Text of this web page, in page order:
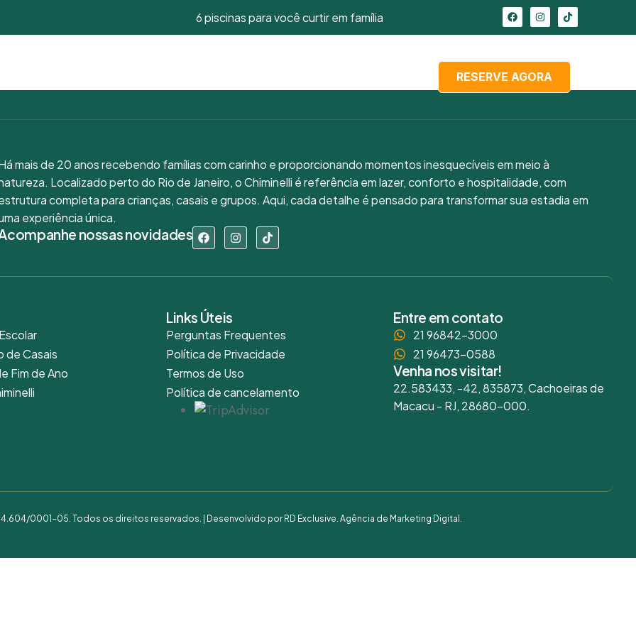
6 piscinas para você curtir em família
RESERVE AGORA
mais de 20 anos recebendo famílias com carinho e proporcionando momentos inesquecíveis em meio à
Localizado perto do Rio de Janeiro, o Chiminelli é referência em lazer, conforto e hospitalidade, com
completa para crianças, casais e grupos. Aqui, cada detalhe é pensado para transformar sua estadia em
experiência única.
nossas novidades
de Casais
Fim de Ano
Links Úteis
Perguntas Frequentes
Política de Privacidade
Termos de Uso
Política de cancelamento
Entre em contato
21 96842-3000
21 96473-0588
Venha nos visitar!
22.583433, -42, 835873, Cachoeiras de
Macacu - RJ, 28680-000.
0001-05. Todos os direitos reservados. | Desenvolvido por RD Exclusive. Agência de Marketing Digital.